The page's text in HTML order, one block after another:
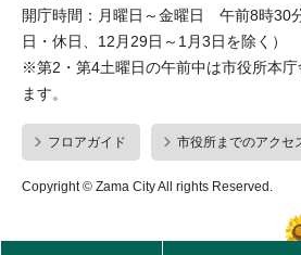
開庁時間：月曜日～金曜日 午前8時30
日・休日、12月29日～1月3日を除く）
※第2・第4土曜日の午前中は市役所本
ます。
フロアガイド 市役所までのアクセ
Copyright © Zama City All rights Reserved.